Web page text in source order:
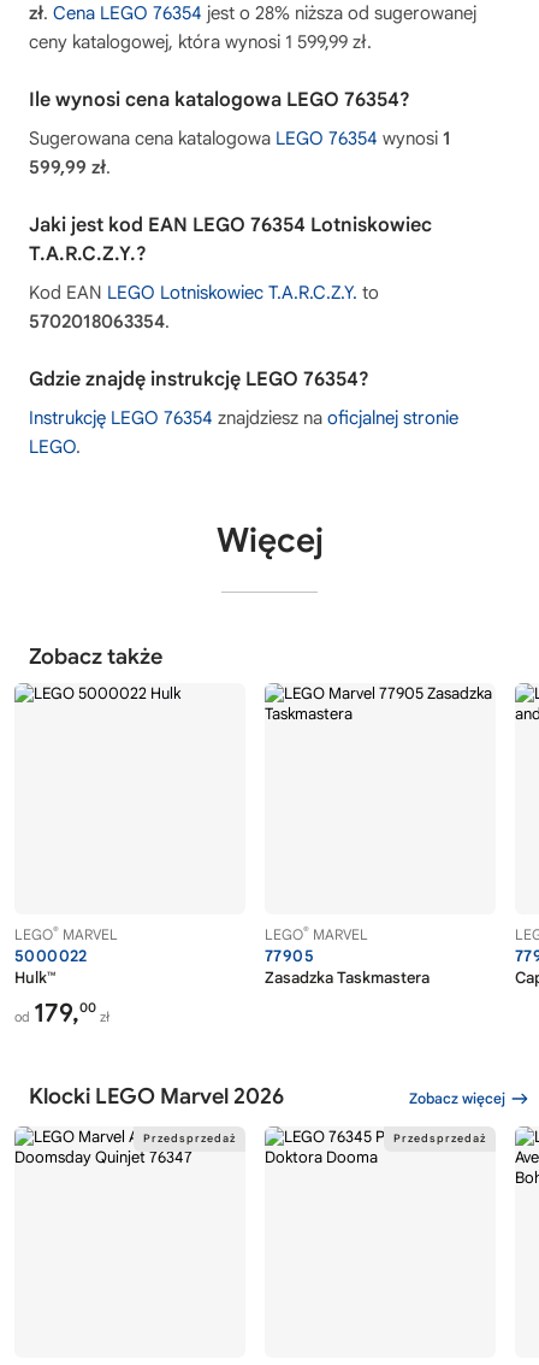
zł. Cena LEGO 76354 jest o 28% niższa od sugerowanej
ceny katalogowej, która wynosi 1 599,99 zł.
Ile wynosi cena katalogowa LEGO 76354?
Sugerowana cena katalogowa LEGO 76354 wynosi 1
599,99 zł.
Jaki jest kod EAN LEGO 76354 Lotniskowiec
T.A.R.C.Z.Y.?
Kod EAN LEGO Lotniskowiec T.A.R.C.Z.Y. to
5702018063354.
Gdzie znajdę instrukcję LEGO 76354?
Instrukcję LEGO 76354 znajdziesz na oficjalnej stronie
LEGO.
Więcej
Zobacz także
LEGO® MARVEL
5000022
Hulk™
od 179,00
zł
LEGO® MARVEL
77905
Zasadzka Taskmastera
Klocki LEGO Marvel 2026 Zobacz więcej